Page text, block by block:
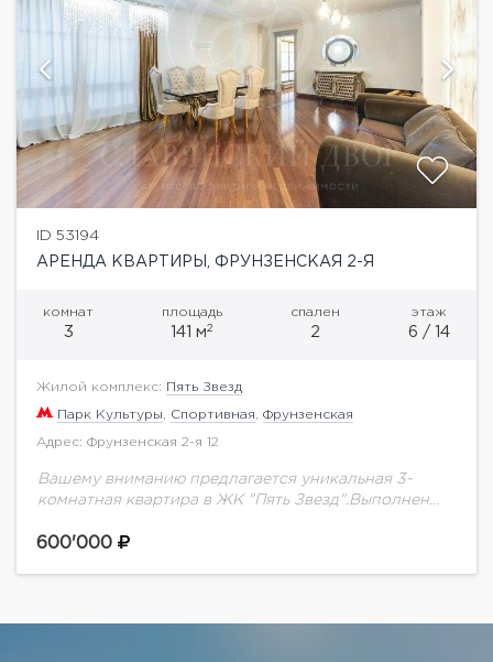
ID 53194
АРЕНДА КВАРТИРЫ, ФРУНЗЕНСКАЯ 2-Я
комнат
3
площадь
141 м2
спален
2
этаж
6 / 14
Жилой комплекс: Пять Звезд
Парк Культуры Спортивная Фрунзенская
Адрес: Фрунзенская 2-я 12
Вашему вниманию предлагается уникальная 3-
комнатная квартира в ЖК "Пять Звезд".Выполнен
дорогостоящих эксклюзивных материалов,
600'000